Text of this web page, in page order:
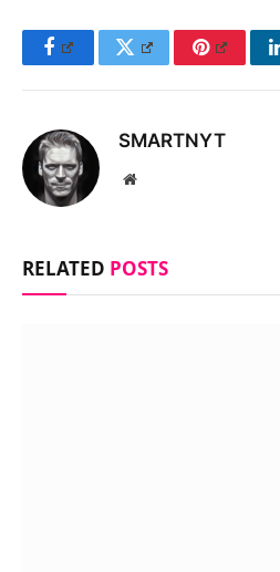
FacebookTwitter Pinterest
SMARTNYT
Website
RELATED POSTS